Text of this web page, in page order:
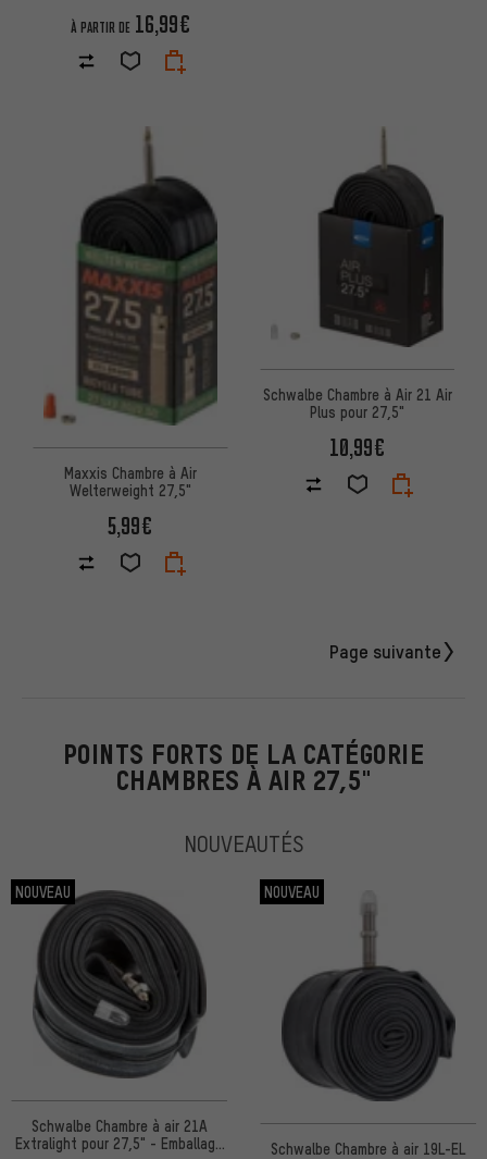
À PARTIR DE 16,99€
Maxxis Chambre à Air
Welterweight 27,5"
5,99€
Schwalbe Chambre à Air 21 Air
Plus pour 27,5"
10,99€
Page suivante
POINTS FORTS DE LA CATÉGORIE
CHAMBRES À AIR 27,5"
NOUVEAUTÉS
NOUVEAU
Schwalbe Chambre à air 21A
Extralight pour 27,5" - Emballage
NOUVEAU
Schwalbe Chambre à air 19L-EL